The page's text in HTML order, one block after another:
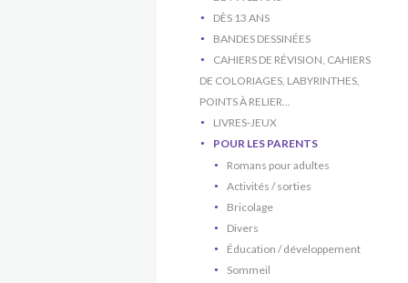
DÈS 13 ANS
BANDES DESSINÉES
CAHIERS DE RÉVISION, CAHIERS
DE COLORIAGES, LABYRINTHES,
POINTS À RELIER...
LIVRES-JEUX
POUR LES PARENTS
Romans pour adultes
Activités / sorties
Bricolage
Divers
Éducation / développement
Sommeil